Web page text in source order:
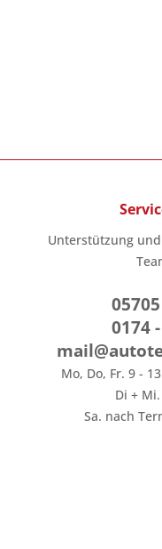
Unterstützung
0174
Mo, Do, Fr. 9 -
Di +
Sa. nach